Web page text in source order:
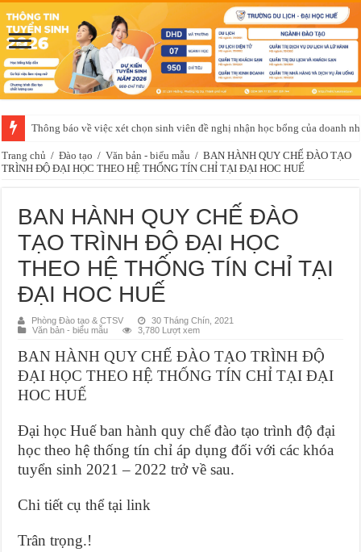
Thông báo về việc xét chọn sinh viên đề nghị nhận học bổng của doanh
Trang chủ / Đào tạo / Văn bản - biểu mẫu / BAN HÀNH QUY CHẾ ĐÀO TẠO
TRÌNH ĐỘ ĐẠI HỌC THEO HỆ THỐNG TÍN CHỈ TẠI ĐẠI HOC HUẾ
BAN HÀNH QUY CHẾ ĐÀO
TẠO TRÌNH ĐỘ ĐẠI HỌC
THEO HỆ THỐNG TÍN CHỈ TẠI
ĐẠI HOC HUẾ
Phòng Đào tạo & CTSV
30 Tháng Chín, 2021
Văn bản - biểu mẫu
3,780 Lượt xem
BAN HÀNH QUY CHẾ ĐÀO TẠO TRÌNH ĐỘ
ĐẠI HỌC THEO HỆ THỐNG TÍN CHỈ TẠI ĐẠI
HOC HUẾ
Đại học Huế ban hành quy chế đào tạo trình độ đại
học theo hệ thống tín chỉ áp dụng đối với các khóa
tuyển sinh 2021 – 2022 trở về sau.
Chi tiết cụ thể tại link
Trân trọng.!